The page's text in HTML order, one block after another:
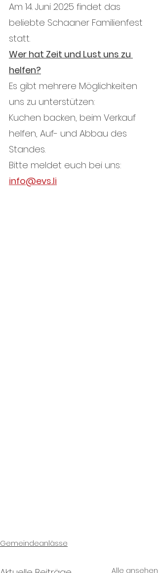
Am 14. Juni 2025 findet das
beliebte Schaaner Familienfest
statt.
Wer hat Zeit und Lust uns zu
helfen?
Es gibt mehrere Möglichkeiten
uns zu unterstützen:
Kuchen backen, beim Verkauf
helfen, Auf- und Abbau des
Standes.
Bitte meldet euch bei uns:
info@evs.li
Gemeindeanlässe
Alle ansehen